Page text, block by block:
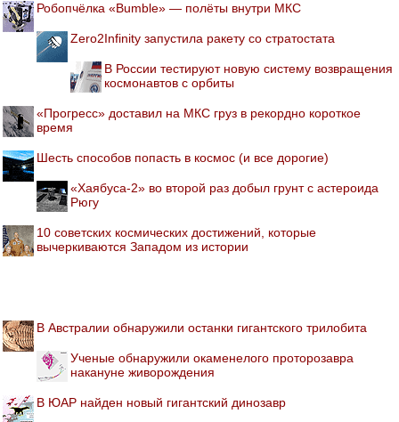
Робопчёлка «Bumble» — полёты внутри МКС
Zero2Infinity запустила ракету со стратостата
В России тестируют новую систему возвращения
космонавтов с орбиты
«Прогресс» доставил на МКС груз в рекордно короткое
время
Шесть способов попасть в космос (и все дорогие)
«Хаябуса-2» во второй раз добыл грунт с астероида
Рюгу
10 советских космических достижений, которые
вычеркиваются Западом из истории
В Австралии обнаружили останки гигантского трилобита
Ученые обнаружили окаменелого проторозавра
накануне живорождения
В ЮАР найден новый гигантский динозавр